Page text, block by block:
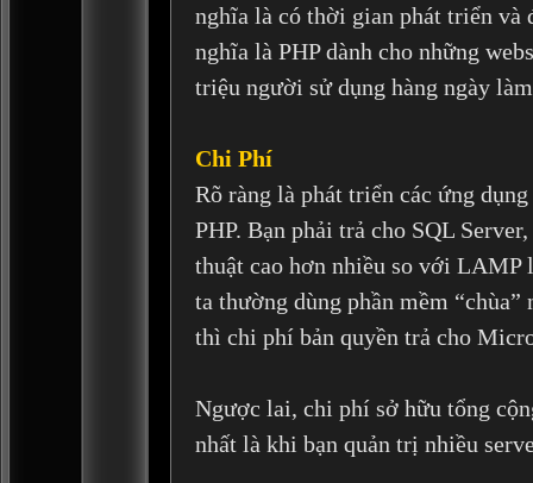
nghĩa là có thời gian phát triển và
nghĩa là PHP dành cho những
triệu người sử dụng hàng ngày
Chi Phí
Rõ ràng là phát triển các ứng
PHP. Bạn phải trả cho SQL
thuật cao hơn nhiều so với LAMP
ta thường dùng phần mềm
thì chi phí bản quyền trả cho
Ngược lai, chi phí sở hữu tổng
nhất là khi bạn quản trị nhiều